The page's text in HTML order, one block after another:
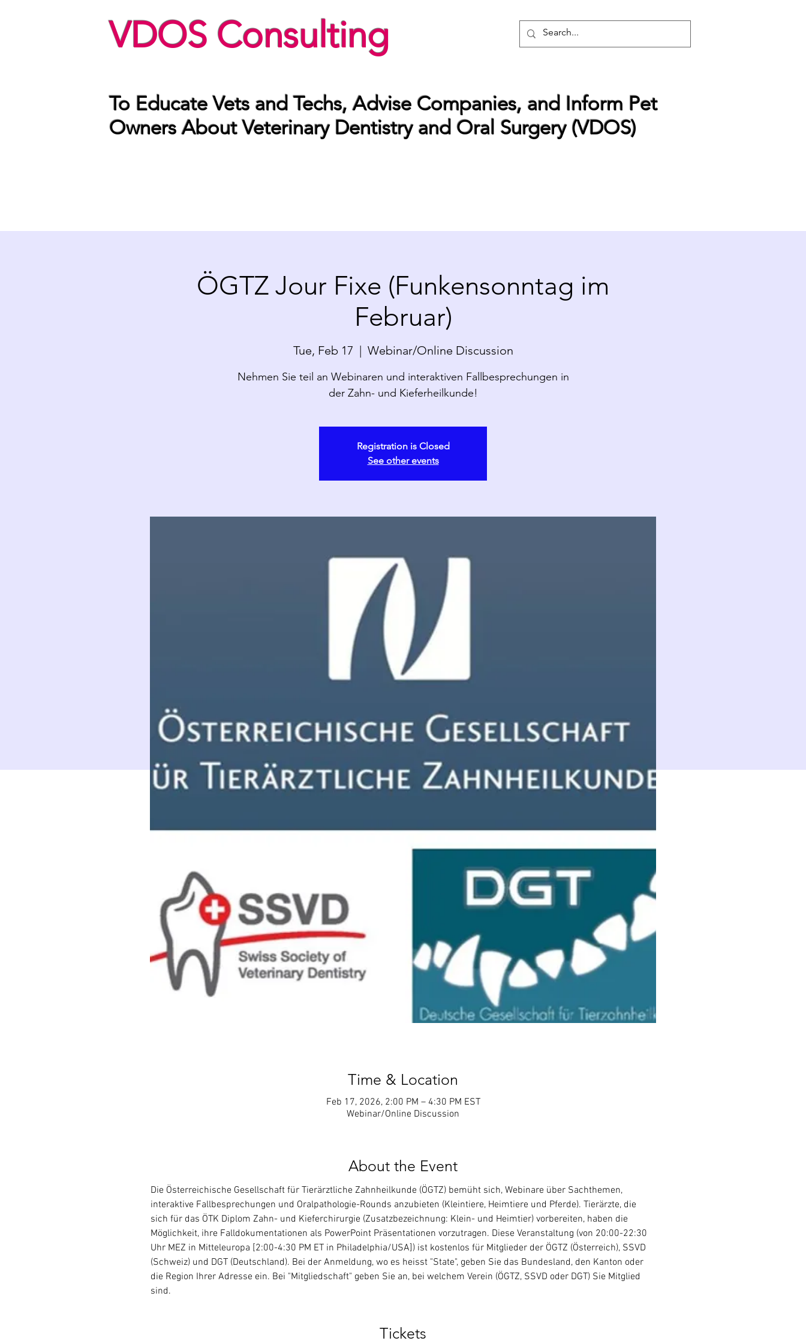
VDOS Consulting
To Educate Vets and Techs, Advise Companies, and Inform Pet
Owners About Veterinary Dentistry and Oral Surgery (VDOS)
ÖGTZ Jour Fixe (Funkensonntag im
Februar)
Tue, Feb 17
  |
Webinar/Online Discussion
Nehmen Sie teil an Webinaren und interaktiven Fallbesprechungen in
der Zahn- und Kieferheilkunde!
Registration is Closed
See other events
Time & Location
Feb 17, 2026, 2:00 PM – 4:30 PM EST
Webinar/Online Discussion
About the Event
Die Österreichische Gesellschaft für Tierärztliche Zahnheilkunde (ÖGTZ) bemüht sich, Webinare über Sachthemen,
interaktive Fallbesprechungen und Oralpathologie-Rounds anzubieten (Kleintiere, Heimtiere und Pferde). Tierärzte, die
sich für das ÖTK Diplom Zahn- und Kieferchirurgie (Zusatzbezeichnung: Klein- und Heimtier) vorbereiten, haben die
Möglichkeit, ihre Falldokumentationen als PowerPoint Präsentationen vorzutragen. Diese Veranstaltung (von 20:00-22:30
Uhr MEZ in Mitteleuropa [2:00-4:30 PM ET in Philadelphia/USA]) ist kostenlos für Mitglieder der ÖGTZ (Österreich), SSVD
(Schweiz) und DGT (Deutschland). Bei der Anmeldung, wo es heisst "State", geben Sie das Bundesland, den Kanton oder
die Region Ihrer Adresse ein. Bei "Mitgliedschaft" geben Sie an, bei welchem Verein (ÖGTZ, SSVD oder DGT) Sie Mitglied
sind.
Tickets